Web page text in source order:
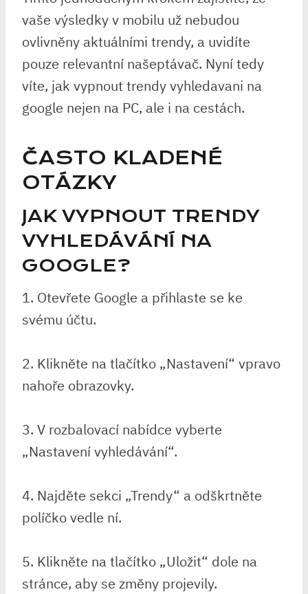
vaše výsledky v mobilu už nebudou
ovlivněny aktuálními trendy, a uvidíte
pouze relevantní našeptávač. Nyní tedy
víte, jak vypnout trendy vyhledavani na
google nejen na PC, ale i na cestách.
ČASTO KLADENÉ
OTÁZKY
JAK VYPNOUT TRENDY
VYHLEDÁVÁNÍ NA
GOOGLE?
1. Otevřete Google a přihlaste se ke
svému účtu.
2. Klikněte na tlačítko „Nastavení“ vpravo
nahoře obrazovky.
3. V rozbalovací nabídce vyberte
„Nastavení vyhledávání“.
4. Najděte sekci „Trendy“ a odškrtněte
políčko vedle ní.
5. Klikněte na tlačítko „Uložit“ dole na
stránce, aby se změny projevily.